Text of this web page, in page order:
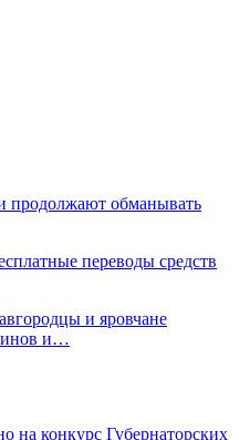
продолжают обманывать
переводы средств
и яровчане
и…
на конкурс Губернаторских